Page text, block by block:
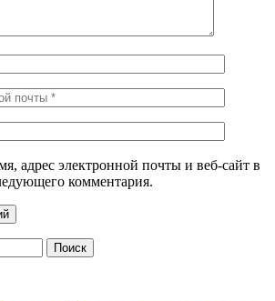
адрес электронной почты и веб-сайт в
комментария.